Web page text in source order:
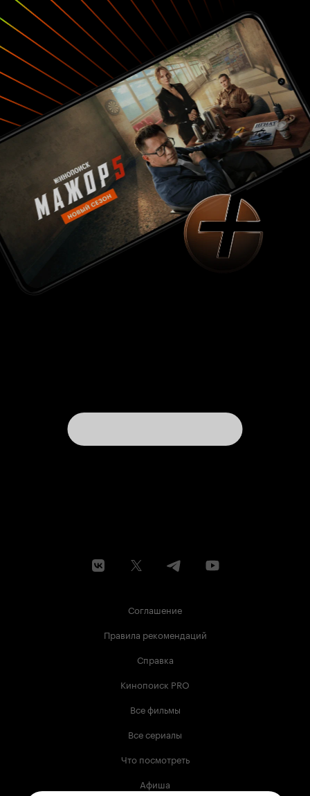
Соглашение
Правила рекомендаций
Справка
Кинопоиск PRO
Все фильмы
Все сериалы
Что посмотреть
Афиша